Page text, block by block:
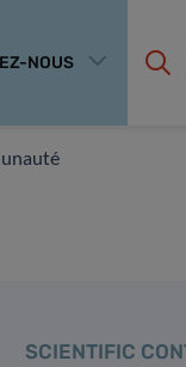
NOUS
SCIENTIFIC